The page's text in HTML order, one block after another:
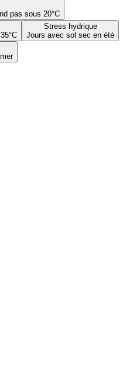
pas sous 20°C
Stress hydrique
Jours avec sol sec en été